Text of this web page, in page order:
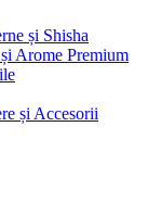
și Shisha
Arome Premium
și Accesorii